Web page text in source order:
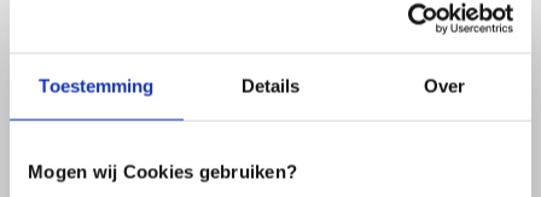
Toestemming Details Over
Mogen wij Cookies gebruiken?